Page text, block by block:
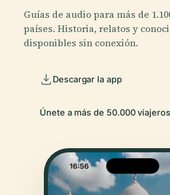
Guías de audio para más de
países. Historia, relatos y
disponibles sin conexión.
Descargar la app
Únete a más de 50.000 viajeros